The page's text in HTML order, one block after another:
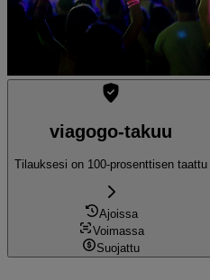
viagogo-takuu
Tilauksesi on 100-prosenttisen taattu
Ajoissa
Voimassa
Suojattu